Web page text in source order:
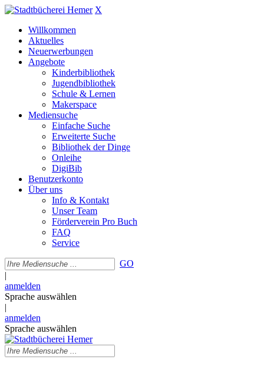
X
Willkommen
Aktuelles
Neuerwerbungen
Angebote
Kinderbibliothek
Jugendbibliothek
Schule & Lernen
Makerspace
Mediensuche
Einfache Suche
Erweiterte Suche
Bibliothek der Dinge
Onleihe
DigiBib
Benutzerkonto
Über uns
Info & Kontakt
Unser Team
Förderverein Pro Buch
FAQ
Service
GO
|
anmelden
Sprache auswählen
|
anmelden
Sprache auswählen